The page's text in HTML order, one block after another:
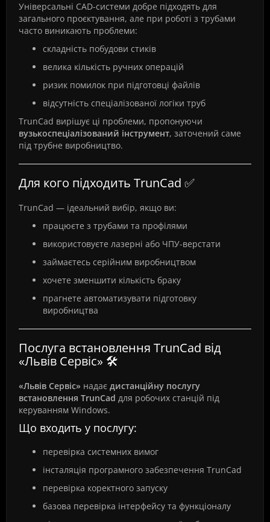
Універсальні CAD-системи добре підходять для
загального проєктування, але при роботі з трубами
часто виникають проблеми:
складність побудови стиків
велика кількість ручних операцій
ризик помилок при підготовці файлів
відсутність спеціалізованої логіки труб
TrunCad вирішує ці проблеми, пропонуючи
вузькоспеціалізований інструмент, заточений саме
під трубне виробництво.
Для кого підходить TrunCad ✅
TrunCad — ідеальний вибір, якщо ви:
працюєте з трубами та профілями
використовуєте лазерні або ЧПУ-верстати
займаєтесь серійним виробництвом
хочете зменшити кількість браку
прагнете автоматизувати підготовку
виробництва
Послуга встановлення TrunCad від
«Львів Сервіс» 🛠️
«Львів Сервіс» надає дистанційну послугу
встановлення TrunCad для робочих станцій під
керуванням Windows.
Що входить у послугу:
перевірка системних вимог
інсталяція програмного забезпечення TrunCad
перевірка коректного запуску
базова перевірка інтерфейсу та функціоналу